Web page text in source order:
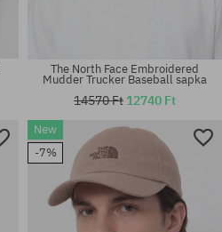
univerzális méret
The North Face Embroidered
Mudder Trucker Baseball sapka
14570 Ft 12740 Ft
New
-7%